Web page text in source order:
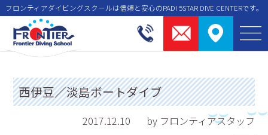
フロンティアダイビングスクールは信頼と安⼼のPADI 5STAR DIVE CENTERです。
西伊豆／淡島ボートダイブ
2017.12.10 by フロンティアスタッフ